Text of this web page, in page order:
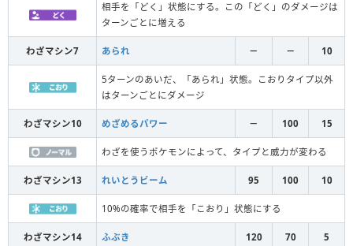
相手を「どく」状態にする。この「どく」のダメージは
ターンごとに増える
わざマシン7 あられ － － 10
5ターンのあいだ、「あられ」状態。こおりタイプ以外
はターンごとにダメージ
わざマシン10 めざめるパワー － 100 15
わざを使うポケモンによって、タイプと威力が変わる
わざマシン13 れいとうビーム 95 100 10
10%の確率で相手を「こおり」状態にする
わざマシン14 ふぶき 120 70 5